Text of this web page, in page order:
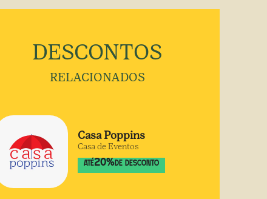
DESCONTOS
RELACIONADOS
Casa Poppins
Casa de Eventos
ATÉ20%DE DESCONTO